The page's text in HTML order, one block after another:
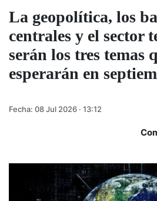
La geopolítica, los
centrales y el sector
serán los tres temas
esperarán en
Fecha: 08 Jul 2026 · 13:12